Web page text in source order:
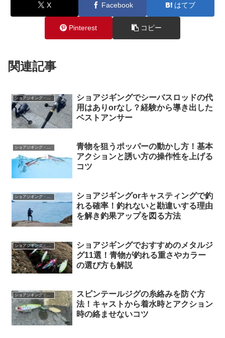
X Facebook はてブ
Pinterest コピー
関連記事
ショアジギング・キャスティング
ショアジギングでシーバスロッドの代
用はありorなし？経験から導き出した
ベストアンサー
ショアジギング・キャスティング
青物を狙うポッパーの動かし方！基本
アクションと誘い方の操作性を上げる
コツ
ショアジギングorキャスティングで釣
れる確率！釣れないと勘違いする理由
を解き釣果アップを図る方法
ショアジギング・キャスティング
ショアジギングでおすすめのメタルジ
グ11選！青物が釣れる重さやカラー
の選び方も解説
ショアジギング・キャスティング
スピンテールジグの糸絡みを防ぐ方
法！キャストから着水時とアクション
時の絡ませないコツ